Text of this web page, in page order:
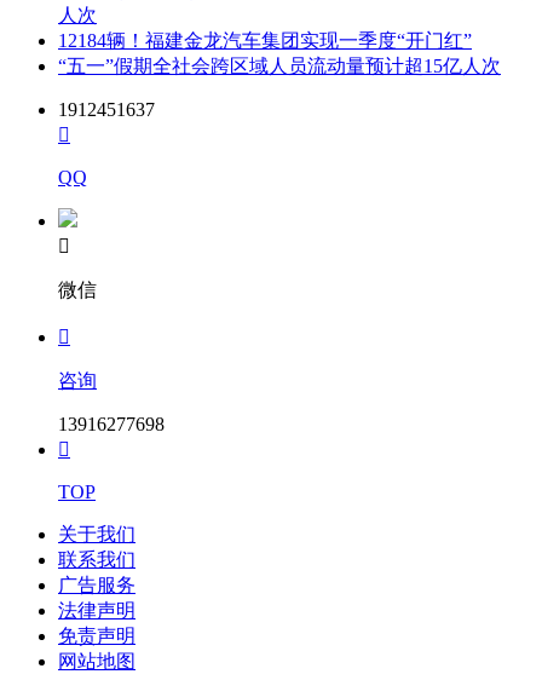
人次
12184辆！福建金龙汽车集团实现一季度“开门红”
“五一”假期全社会跨区域人员流动量预计超15亿人次
1912451637

QQ

微信

咨询
13916277698

TOP
关于我们
联系我们
广告服务
法律声明
免责声明
网站地图